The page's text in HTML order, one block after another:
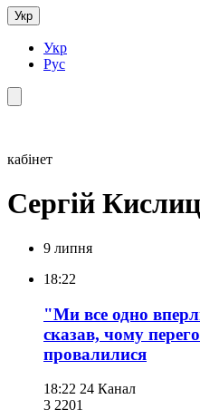
Укр
Укр
Рус
кабінет
Сергій
9 липня
18:22
"Ми все одно
сказав, чому
провалилися
18:22 24 Канал
3 2201